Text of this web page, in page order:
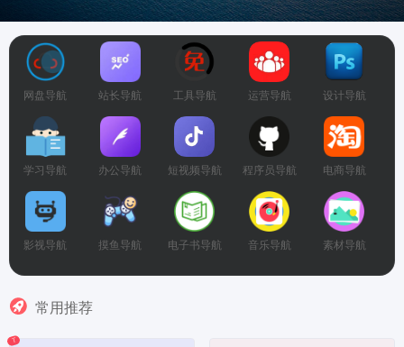
网盘导航 站长导航 工具导航 运营导航 设计导航
学习导航 办公导航 短视频导航 程序员导航 电商导航
影视导航 摸鱼导航 电子书导航 音乐导航 素材导航
常用推荐
T